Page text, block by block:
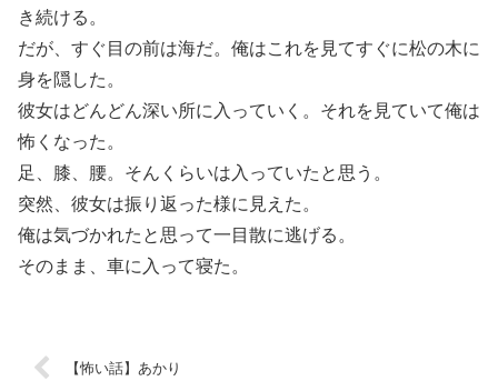
き続ける。
だが、すぐ目の前は海だ。俺はこれを見てすぐに松の木に
身を隠した。
彼女はどんどん深い所に入っていく。それを見ていて俺は
怖くなった。
足、膝、腰。そんくらいは入っていたと思う。
突然、彼女は振り返った様に見えた。
俺は気づかれたと思って一目散に逃げる。
そのまま、車に入って寝た。
【怖い話】あかり